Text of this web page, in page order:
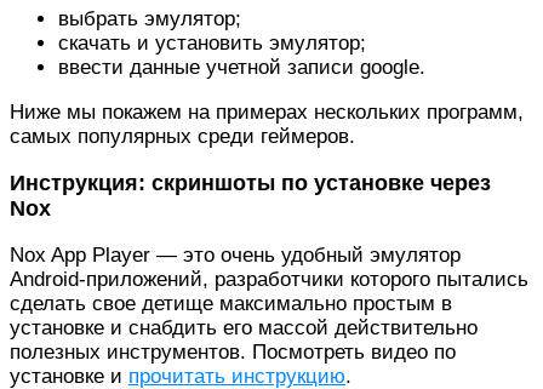
выбрать эмулятор;
скачать и установить эмулятор;
ввести данные учетной записи google.
Ниже мы покажем на примерах нескольких программ,
самых популярных среди геймеров.
Инструкция: скриншоты по установке через
Nox
Nox App Player — это очень удобный эмулятор
Android-приложений, разработчики которого пытались
сделать свое детище максимально простым в
установке и снабдить его массой действительно
полезных инструментов. Посмотреть видео по
установке и прочитать инструкцию.